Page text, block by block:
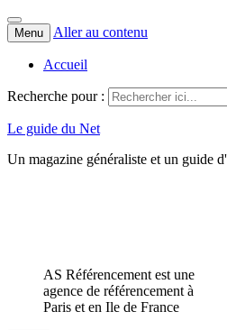
Menu Aller au contenu
Accueil
Recherche pour :
Le guide du Net
Un magazine généraliste et un guide
AS Référencement est une
agence de référencement à
Paris et en Ile de France